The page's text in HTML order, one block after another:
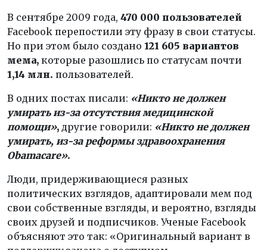
В сентябре 2009 года, 470 000 пользователей
Facebook перепостили эту фразу в свои статусы.
Но при этом было создано 121 605 вариантов
мема, которые разошлись по статусам почти
1,14 млн. пользователей.
В одних постах писали: «Никто не должен
умирать из-за отсутствия медицинской
помощи», другие говорили: «Никто не должен
умирать, из-за реформы здравоохранения
Obamacare».
Люди, придерживающиеся разных
политических взглядов, адаптировали мем под
свои собственные взгляды, и вероятно, взгляды
своих друзей и подписчиков. Ученые Facebook
объясняют это так: «Оригинальный вариант в